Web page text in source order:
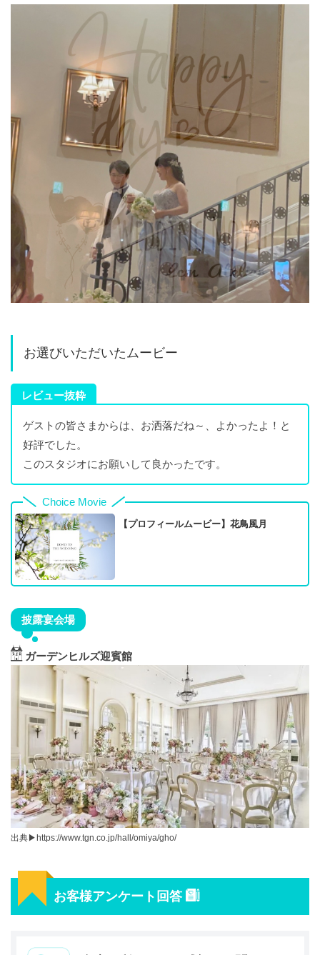
お選びいただいたムービー
レビュー抜粋
ゲストの皆さまからは、お洒落だね～、よかったよ！と
好評でした。
このスタジオにお願いして良かったです。
Choice Movie
【プロフィールムービー】花鳥風月
披露宴会場
ガーデンヒルズ迎賓館
出典▶︎https://www.tgn.co.jp/hall/omiya/gho/
お客様アンケート回答